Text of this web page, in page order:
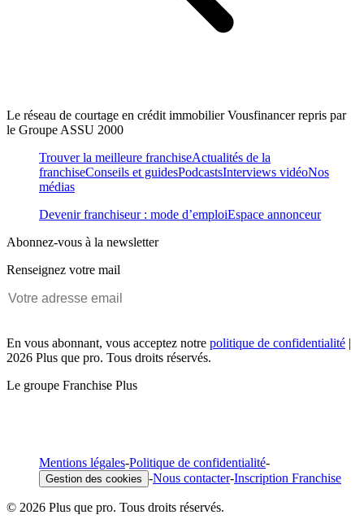
Le réseau de courtage en crédit immobilier Vousfinancer repris par
le Groupe ASSU 2000
Trouver la meilleure franchiseActualités de la
franchiseConseils et guidesPodcastsInterviews vidéoNos
médias
Devenir franchiseur : mode d’emploiEspace annonceur
Abonnez-vous à la newsletter
Renseignez votre mail
En vous abonnant, vous acceptez notre politique de confidentialité |
2026 Plus que pro. Tous droits réservés.
Le groupe Franchise Plus
Mentions légales-Politique de confidentialité-
Gestion des cookies -Nous contacter-Inscription Franchise
© 2026 Plus que pro. Tous droits réservés.